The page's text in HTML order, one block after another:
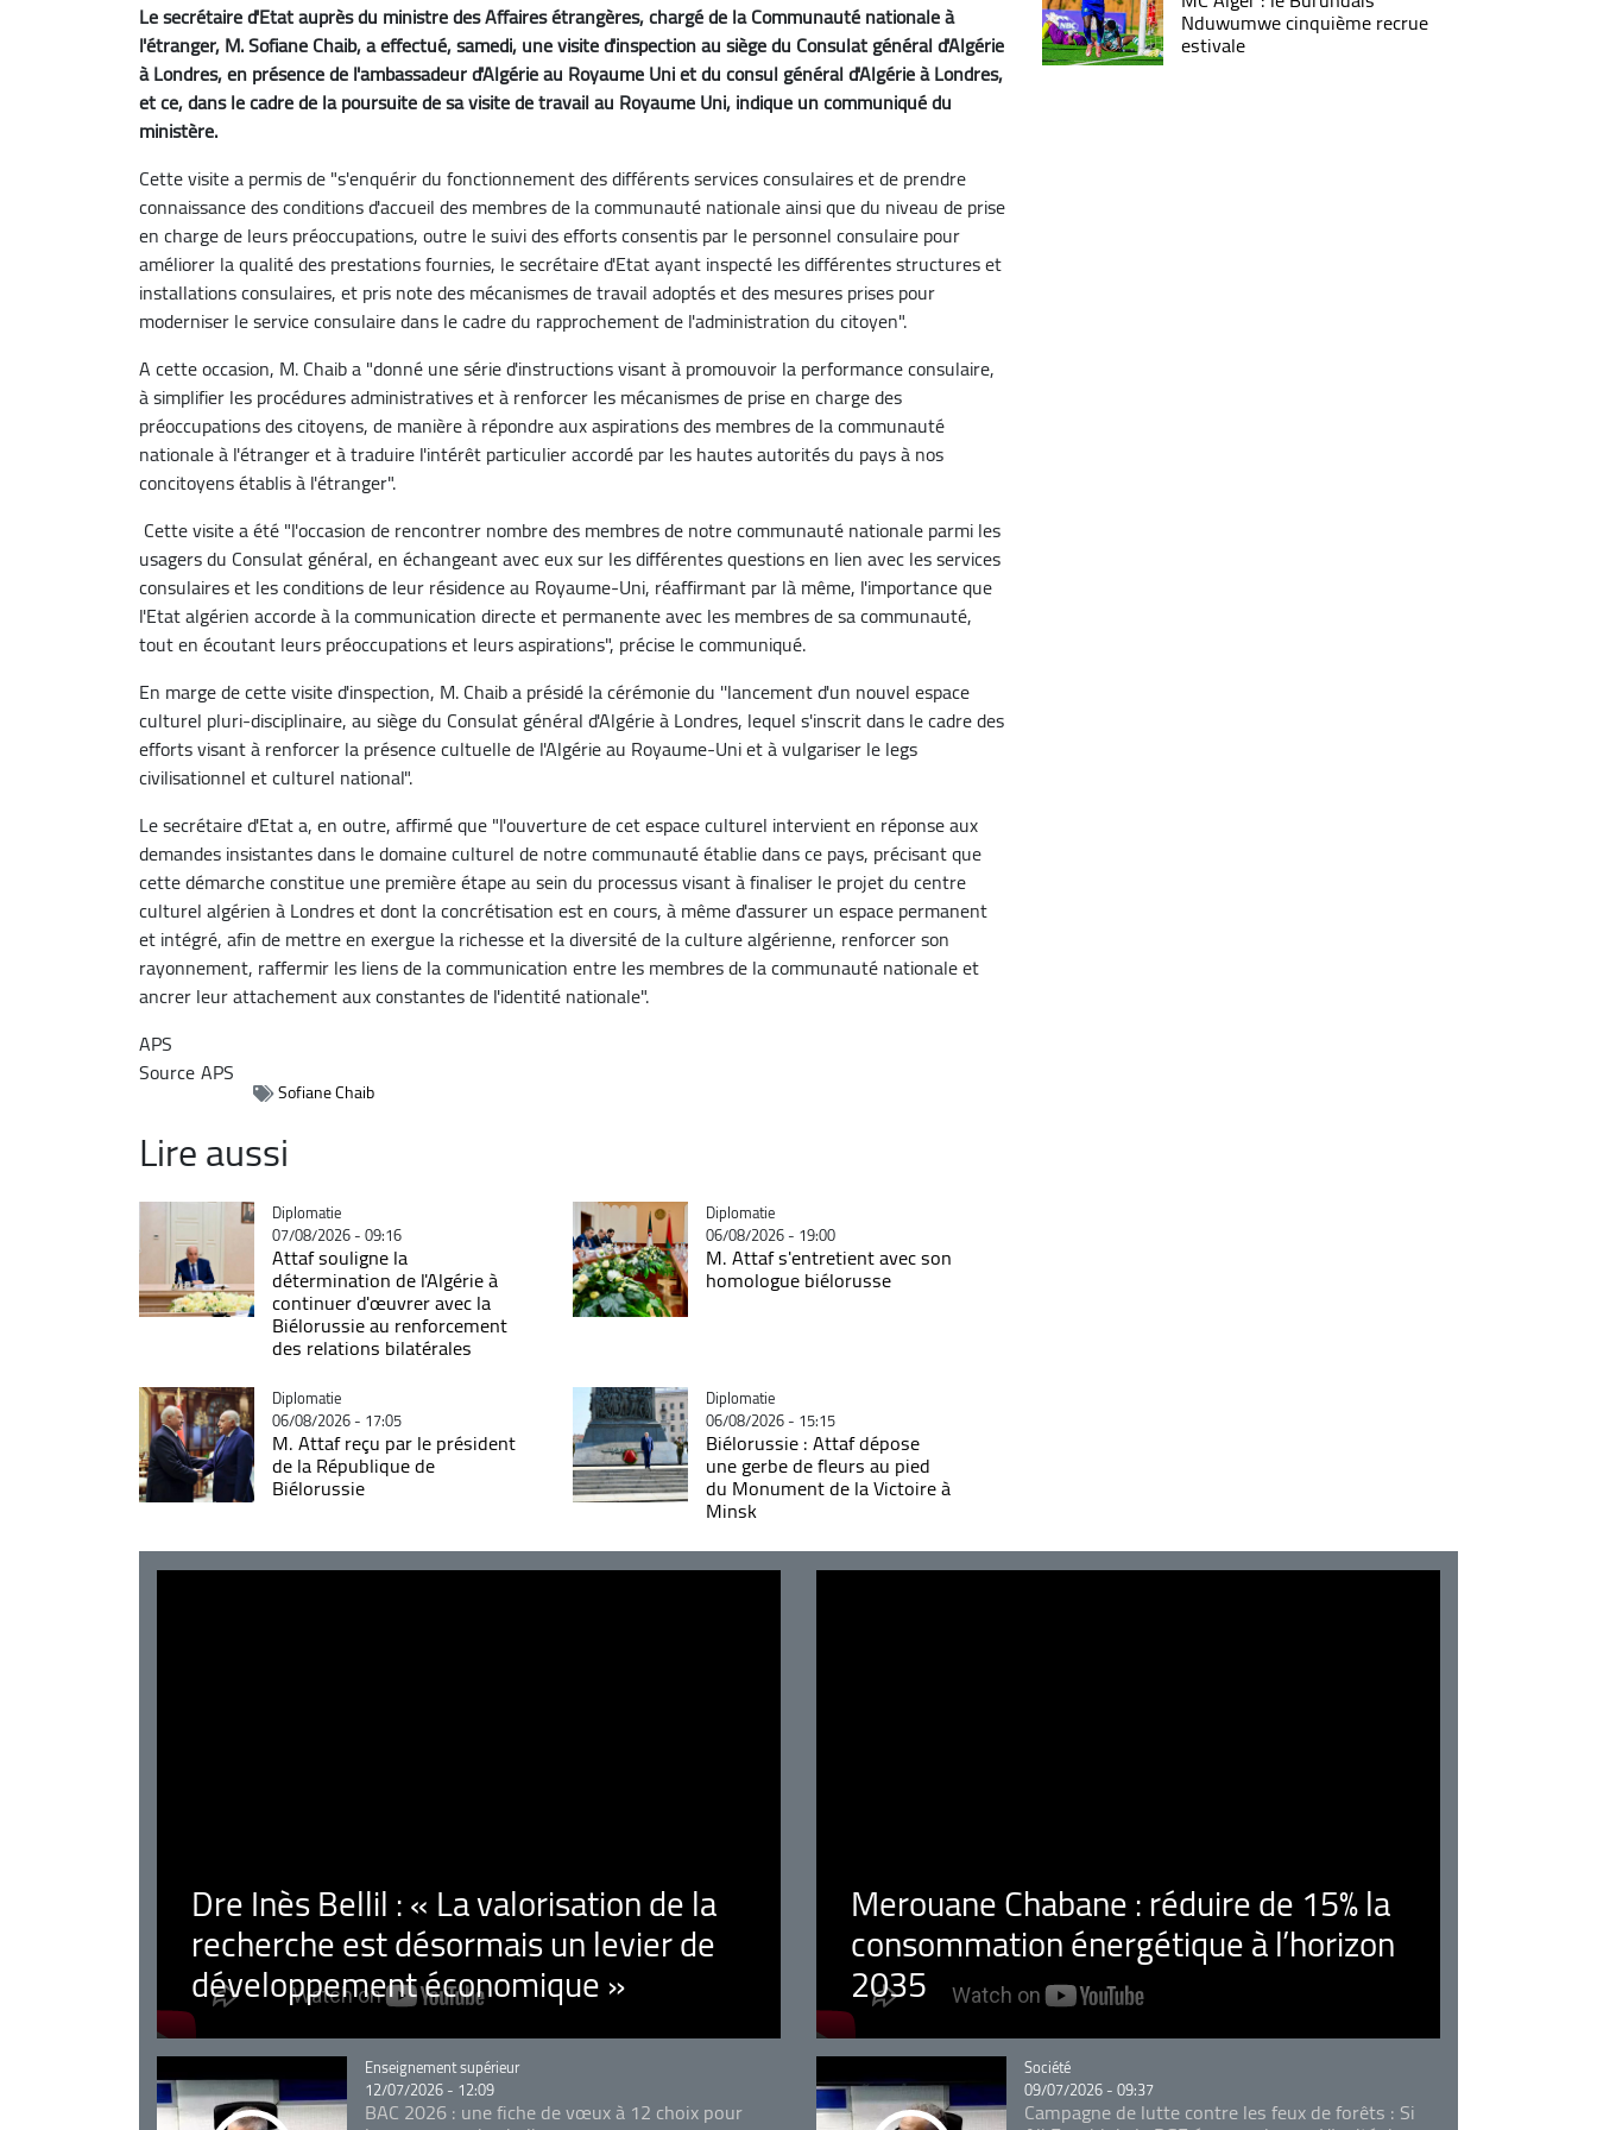
Le secrétaire d'Etat auprès du ministre des Affaires étrangères, chargé de la Communauté nationale à
l'étranger, M. Sofiane Chaib, a effectué, samedi, une visite d'inspection au siège du Consulat général d'Algérie
à Londres, en présence de l'ambassadeur d'Algérie au Royaume Uni et du consul général d'Algérie à Londres,
et ce, dans le cadre de la poursuite de sa visite de travail au Royaume Uni, indique un communiqué du
ministère.
Cette visite a permis de "s'enquérir du fonctionnement des différents services consulaires et de prendre
connaissance des conditions d'accueil des membres de la communauté nationale ainsi que du niveau de prise
en charge de leurs préoccupations, outre le suivi des efforts consentis par le personnel consulaire pour
améliorer la qualité des prestations fournies, le secrétaire d'Etat ayant inspecté les différentes structures et
installations consulaires, et pris note des mécanismes de travail adoptés et des mesures prises pour
moderniser le service consulaire dans le cadre du rapprochement de l'administration du citoyen".
A cette occasion, M. Chaib a "donné une série d'instructions visant à promouvoir la performance consulaire,
à simplifier les procédures administratives et à renforcer les mécanismes de prise en charge des
préoccupations des citoyens, de manière à répondre aux aspirations des membres de la communauté
nationale à l'étranger et à traduire l'intérêt particulier accordé par les hautes autorités du pays à nos
concitoyens établis à l'étranger".
Cette visite a été "l'occasion de rencontrer nombre des membres de notre communauté nationale parmi les
usagers du Consulat général, en échangeant avec eux sur les différentes questions en lien avec les services
consulaires et les conditions de leur résidence au Royaume-Uni, réaffirmant par là même, l'importance que
l'Etat algérien accorde à la communication directe et permanente avec les membres de sa communauté,
tout en écoutant leurs préoccupations et leurs aspirations", précise le communiqué.
En marge de cette visite d'inspection, M. Chaib a présidé la cérémonie du ''lancement d'un nouvel espace
culturel pluri-disciplinaire, au siège du Consulat général d'Algérie à Londres, lequel s'inscrit dans le cadre des
efforts visant à renforcer la présence cultuelle de l'Algérie au Royaume-Uni et à vulgariser le legs
civilisationnel et culturel national".
Le secrétaire d'Etat a, en outre, affirmé que "l'ouverture de cet espace culturel intervient en réponse aux
demandes insistantes dans le domaine culturel de notre communauté établie dans ce pays, précisant que
cette démarche constitue une première étape au sein du processus visant à finaliser le projet du centre
culturel algérien à Londres et dont la concrétisation est en cours, à même d'assurer un espace permanent
et intégré, afin de mettre en exergue la richesse et la diversité de la culture algérienne, renforcer son
rayonnement, raffermir les liens de la communication entre les membres de la communauté nationale et
ancrer leur attachement aux constantes de l'identité nationale".
APS
SourceAPS
Sofiane Chaib
Lire aussi
Catégorie
Diplomatie
07/08/2026 - 09:16
Attaf souligne la
détermination de l'Algérie à
continuer d'œuvrer avec la
Biélorussie au renforcement
des relations bilatérales
Catégorie
Diplomatie
06/08/2026 - 19:00
M. Attaf s'entretient avec son
homologue biélorusse
Catégorie
Diplomatie
06/08/2026 - 17:05
M. Attaf reçu par le président
de la République de
Biélorussie
Catégorie
Diplomatie
06/08/2026 - 15:15
Biélorussie : Attaf dépose
une gerbe de fleurs au pied
du Monument de la Victoire à
Minsk
Nduwumwe cinquième recrue
estivale
Dre Inès Bellil : « La valorisation de la
recherche est désormais un levier de
développement économique »
Merouane Chabane : réduire de 15% la
consommation énergétique à l’horizon
2035
Catégorie
Enseignement supérieur
12/07/2026 - 12:09
BAC 2026 : une fiche de vœux à 12 choix pour
Catégorie
Société
09/07/2026 - 09:37
Campagne de lutte contre les feux de forêts : Si